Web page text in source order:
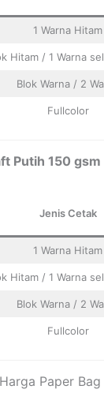
1 Warna Hitam
Hitam / 1 Warna
Blok Warna / 2
Fullcolor
Putih 150 gsm
Jenis Cetak
1 Warna Hitam
Hitam / 1 Warna
Blok Warna / 2
Fullcolor
Paper Bag